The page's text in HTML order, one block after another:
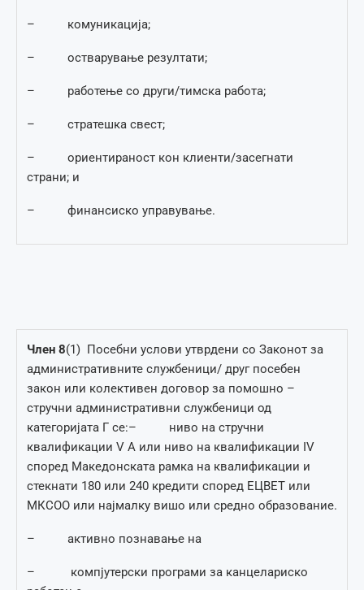
– комуникација;
– остварување резултати;
– работење со други/тимска работа;
– стратешка свест;
– ориентираност кон клиенти/засегнати
страни; и
– финансиско управување.
Член 8(1) Посебни услови утврдени со Законот за
административните службеници/ друг посебен
закон или колективен договор за помошно –
стручни административни службеници од
категоријата Г се:– ниво на стручни
квалификации V А или ниво на квалификации IV
според Македонската рамка на квалификации и
стекнати 180 или 240 кредити според ЕЦВЕТ или
МКСОО или најмалку вишо или средно образование.
– активно познавање на
– компјутерски програми за канцелариско